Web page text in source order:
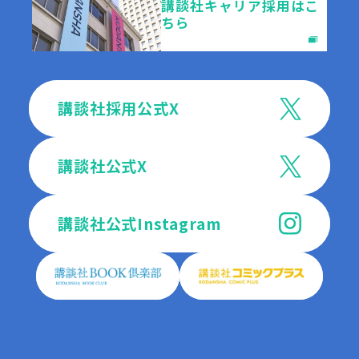
講談社キャリア採用はこ
ちら
講談社採用公式X
講談社公式X
講談社公式Instagram